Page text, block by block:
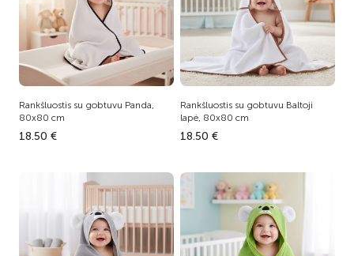
Rankšluostis su gobtuvu Panda,
80x80 cm
18.50 €
Rankšluostis su gobtuvu Baltoji
lapė, 80x80 cm
18.50 €